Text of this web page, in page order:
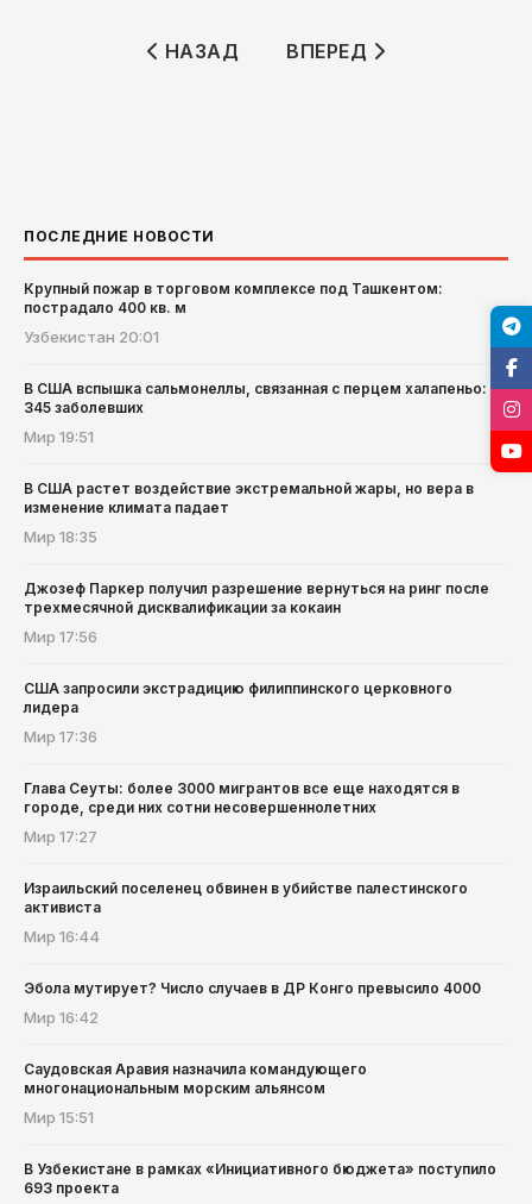
ПРЕДЫДУЩИЙ: В БЕРЛИНЕ
НАЗАД СЛЕДУЮЩИЙ:
ВПЕРЕД
ПОСЛЕДНИЕ НОВОСТИ
Крупный пожар в торговом комплексе под Ташкентом:
пострадало 400 кв. м
Узбекистан 20:01
В США вспышка сальмонеллы, связанная с перцем халапеньо:
345 заболевших
Мир 19:51
В США растет воздействие экстремальной жары, но вера в
изменение климата падает
Мир 18:35
Джозеф Паркер получил разрешение вернуться на ринг после
трехмесячной дисквалификации за кокаин
Мир 17:56
США запросили экстрадицию филиппинского церковного
лидера
Мир 17:36
Глава Сеуты: более 3000 мигрантов все еще находятся в
городе, среди них сотни несовершеннолетних
Мир 17:27
Израильский поселенец обвинен в убийстве палестинского
активиста
Мир 16:44
Эбола мутирует? Число случаев в ДР Конго превысило 4000
Мир 16:42
Саудовская Аравия назначила командующего
многонациональным морским альянсом
Мир 15:51
В Узбекистане в рамках «Инициативного бюджета» поступило
693 проекта